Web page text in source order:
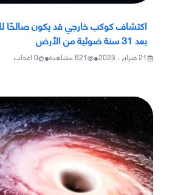
اكتشاف كوكب خارجي قد يكون صالحًا
بعد 31 سنة ضوئية من الأرض
21 فبراير ، 2023 •
621مشاهدة•
0اعجاب